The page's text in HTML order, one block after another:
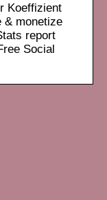
Koeffizient
& monetize
report
Social